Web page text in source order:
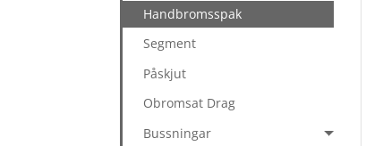
Handbromsspak
Segment
Påskjut
Obromsat Drag
Bussningar